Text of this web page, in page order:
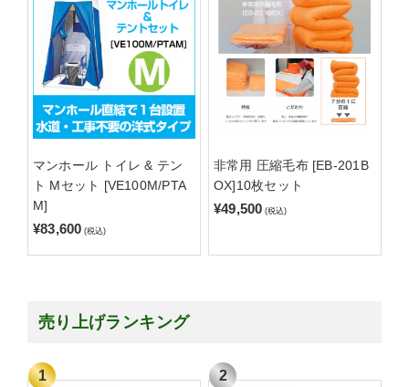
マンホール トイレ & テン
ト Mセット [VE100M/PTA
M]
¥83,600 (税込)
非常用 圧縮毛布 [EB-201B
OX]10枚セット
¥49,500 (税込)
売り上げランキング